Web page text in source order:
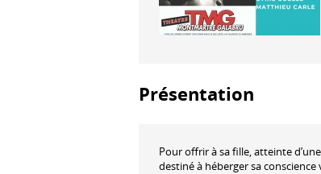
Présentation
Pour offrir à sa fille, atteinte
destiné à héberger sa conscience